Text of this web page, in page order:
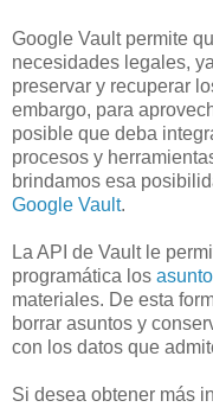
Google Vault permite
necesidades legal es,
preservar y recuperar
embargo, para
posible que deba
procesos y
brindamos esa
Google Vault.
La API de Vault le
programática los
materiales. De esta
borrar asuntos y
con los datos que
Si desea obtener más